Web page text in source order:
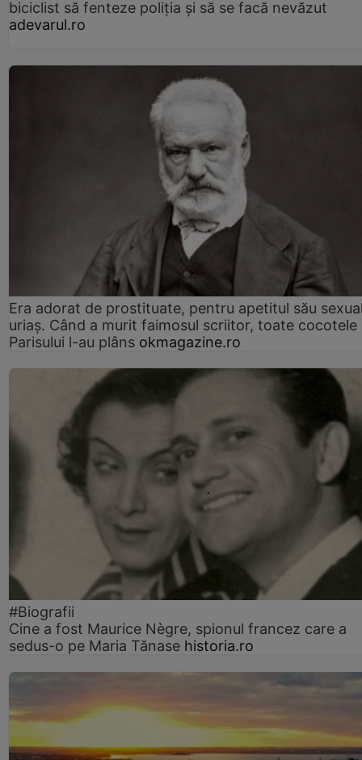
biciclist să fenteze poliția și să se facă nevăzut
adevarul.ro
Era adorat de prostituate, pentru apetitul său
uriaș. Când a murit faimosul scriitor, toate cocotele
Parisului l-au plâns okmagazine.ro
#Biografii
Cine a fost Maurice Nègre, spionul francez care a
sedus-o pe Maria Tănase historia.ro